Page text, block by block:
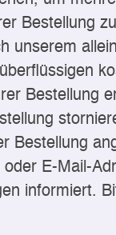
Bestellung
unserem
Bestellung
Bestellung
oder E-Mail-
informiert.